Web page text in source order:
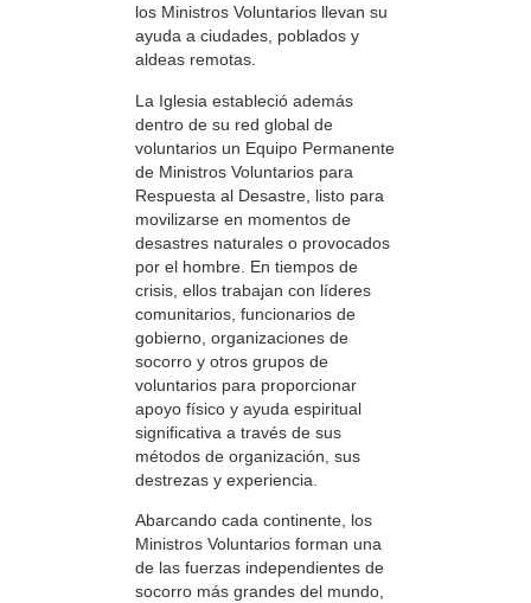
los Ministros Voluntarios llevan su
ayuda a ciudades, poblados y
aldeas remotas.
La Iglesia estableció además
dentro de su red global de
voluntarios un Equipo Permanente
de Ministros Voluntarios para
Respuesta al Desastre, listo para
movilizarse en momentos de
desastres naturales o provocados
por el hombre. En tiempos de
crisis, ellos trabajan con líderes
comunitarios, funcionarios de
gobierno, organizaciones de
socorro y otros grupos de
voluntarios para proporcionar
apoyo físico y ayuda espiritual
significativa a través de sus
métodos de organización, sus
destrezas y experiencia.
Abarcando cada continente, los
Ministros Voluntarios forman una
de las fuerzas independientes de
socorro más grandes del mundo,